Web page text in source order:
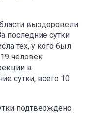
выздоровели
последние сутки
тех, у кого был
человек
в
сутки, всего 10
подтверждено